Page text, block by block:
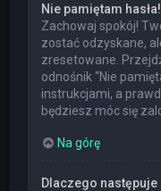
Nie pamiętam hasła!
Zachowaj spokój!
zostać odzyskane,
zresetowane.
odnośnik “Nie
instrukcjami, a
będziesz móc się
Na górę
Dlaczego